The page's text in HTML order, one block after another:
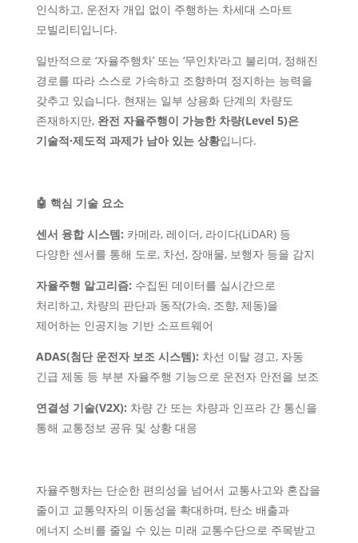
인식하고, 운전자 개입 없이 주행하는 차세대 스마트
모빌리티입니다.
일반적으로 ‘자율주행차’ 또는 ‘무인차’라고 불리며, 정해진
경로를 따라 스스로 가속하고 조향하며 정지하는 능력을
갖추고 있습니다. 현재는 일부 상용화 단계의 차량도
존재하지만, 완전 자율주행이 가능한 차량(Level 5)은
기술적·제도적 과제가 남아 있는 상황입니다.
🤖 핵심 기술 요소
센서 융합 시스템: 카메라, 레이더, 라이다(LiDAR) 등
다양한 센서를 통해 도로, 차선, 장애물, 보행자 등을 감지
자율주행 알고리즘: 수집된 데이터를 실시간으로
처리하고, 차량의 판단과 동작(가속, 조향, 제동)을
제어하는 인공지능 기반 소프트웨어
ADAS(첨단 운전자 보조 시스템): 차선 이탈 경고, 자동
긴급 제동 등 부분 자율주행 기능으로 운전자 안전을 보조
연결성 기술(V2X): 차량 간 또는 차량과 인프라 간 통신을
통해 교통정보 공유 및 상황 대응
자율주행차는 단순한 편의성을 넘어서 교통사고와 혼잡을
줄이고 교통약자의 이동성을 확대하며, 탄소 배출과
에너지 소비를 줄일 수 있는 미래 교통수단으로 주목받고